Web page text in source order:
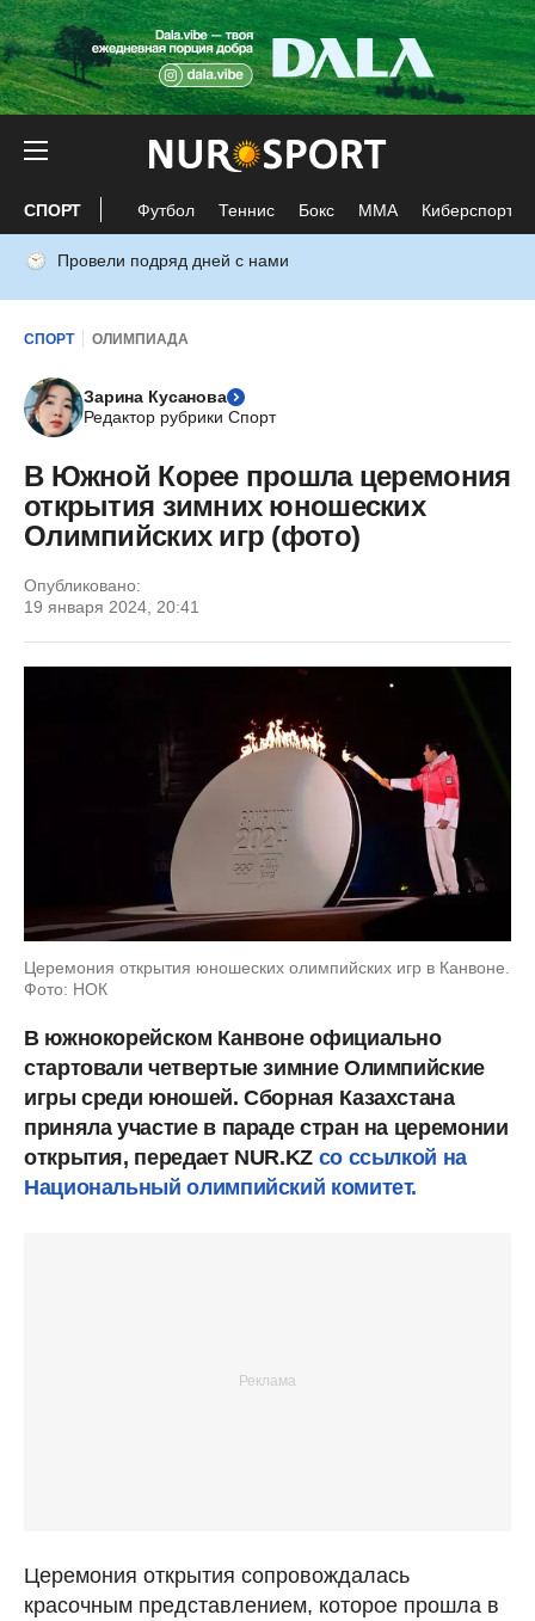
СПОРТ Футбол Теннис Бокс ММА Киберспорт
Провели подряд дней с нами
СПОРТ ОЛИМПИАДА
Зарина Кусанова
Редактор рубрики Спорт
В Южной Корее прошла церемония
открытия зимних юношеских
Олимпийских игр (фото)
Опубликовано:
19 января 2024, 20:41
Церемония открытия юношеских олимпийских игр в Канвоне.
Фото: НОК
В южнокорейском Канвоне официально
стартовали четвертые зимние Олимпийские
игры среди юношей. Сборная Казахстана
приняла участие в параде стран на церемонии
открытия, передает NUR.KZ со ссылкой на
Национальный олимпийский комитет.
Церемония открытия сопровождалась
красочным представлением, которое прошла в